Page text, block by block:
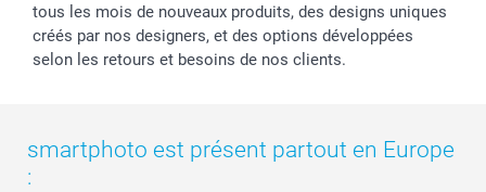
tous les mois de nouveaux produits, des designs uniques
créés par nos designers, et des options développées
selon les retours et besoins de nos clients.
smartphoto est présent partout en Europe
: